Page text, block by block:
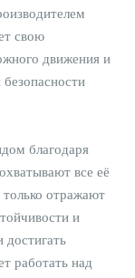
свою
движения и
безопасности
благодаря
все её
отражают
и
работать над